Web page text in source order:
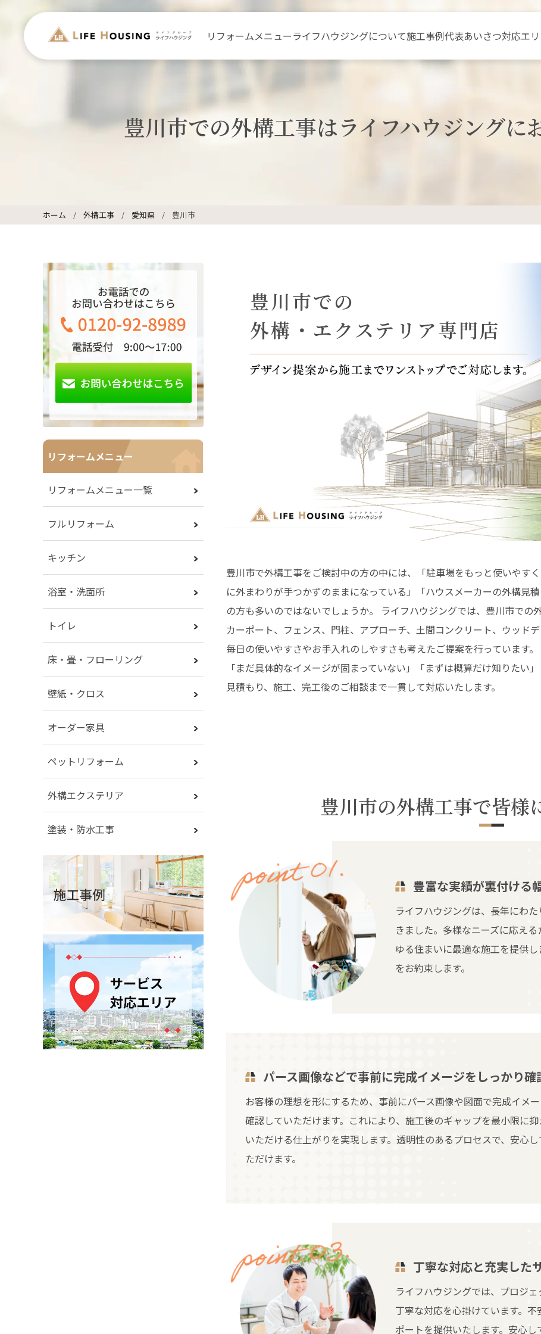
リフォームメニューライフハウジングについて施工事例代表あいさつ対応エ
豊川市での外構工事はライフハウジングに
ホーム 外構工事 愛知県 豊川市
豊川市での
外構・エクステリア専門店
豊川市で外構工事をご検討中の方の中には、「駐車場をもっと使いやす
に外まわりが手つかずのままになっている」「ハウスメーカーの外構見
の方も多いのではないでしょうか。 ライフハウジングでは、豊川市での
カーポート、フェンス、門柱、アプローチ、土間コンクリート、ウッド
毎日の使いやすさやお手入れのしやすさも考えたご提案を行っています。
「まだ具体的なイメージが固まっていない」「まずは概算だけ知りたい
見積もり、施工、完工後のご相談まで一貫して対応いたします。
豊川市の外構工事で皆様
豊富な実績が裏付ける
ライフハウジングは、長年にわ
きました。多様なニーズに応え
ゆる住まいに最適な施工を提供
をお約束します。
パース画像などで事前に完成イメージをしっかり確
お客様の理想を形にするため、事前にパース画像や図面で完成イメ
確認していただけます。これにより、施工後のギャップを最小限に
いただける仕上がりを実現します。透明性のあるプロセスで、安心
ただけます。
丁寧な対応と充実した
ライフハウジングでは、プロジ
丁寧な対応を心掛けています。
ポートを提供いたします。安心
リフォームメニュー
リフォームメニュー一覧
フルリフォーム
キッチン
浴室・洗面所
トイレ
床・畳・フローリング
壁紙・クロス
オーダー家具
ペットリフォーム
外構エクステリア
塗装・防水工事